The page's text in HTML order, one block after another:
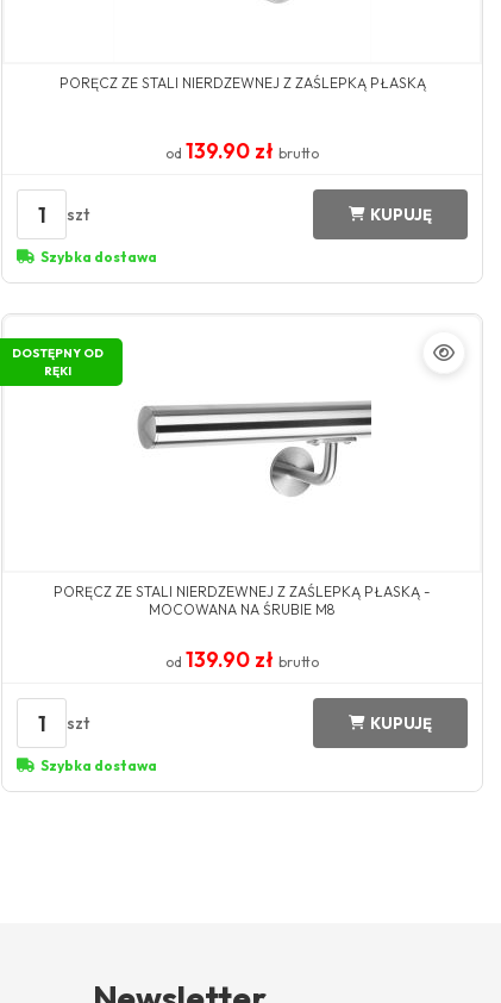
PORĘCZ ZE STALI NIERDZEWNEJ Z ZAŚLEPKĄ PŁASKĄ
od 139.90 złbrutto
1 szt KUPUJĘ
Szybka dostawa
DOSTĘPNY OD
RĘKI
PORĘCZ ZE STALI NIERDZEWNEJ Z ZAŚLEPKĄ PŁASKĄ -
MOCOWANA NA ŚRUBIE M8
od 139.90 złbrutto
1 szt KUPUJĘ
Szybka dostawa